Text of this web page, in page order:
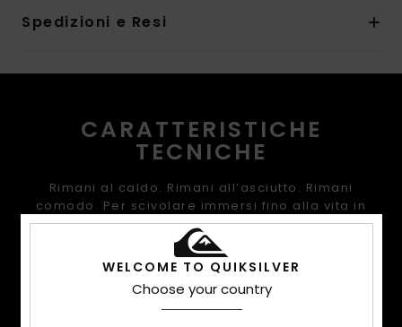
Spedizioni e Resi
CARATTERISTICHE
TECNICHE
Rimani al caldo. Rimani all’asciutto. Rimani
comodo. Per scivolare immersi fino alla vita in
neve fresca, in pista o allo snow park, la nostra
gamma di outerwear ti offre calore,
impermeabilità, tagli innovativi e le prestazioni
che stai cercando.
WELCOME TO QUIKSILVER
Choose your country